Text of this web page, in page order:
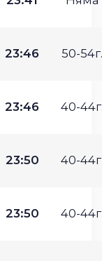
23:46 50-54г.
23:46 40-
23:50 40-
23:50 40-